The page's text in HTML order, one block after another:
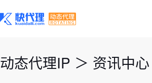
动态代理IP ＞ 资讯中心